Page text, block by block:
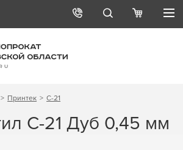
Принтек С-21
С-21 Дуб 0,45 мм